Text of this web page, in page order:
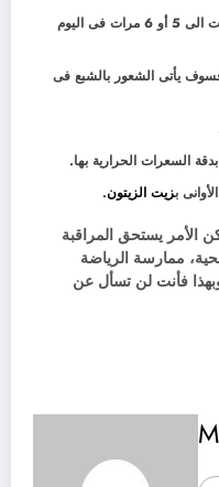
تناول وجباتك بكميات قليلة حتى لو وصلت الى 5 أو 6 مرات فى اليوم
يأتى الشعور بالشبع فى
السعرات الحرارية بها.
بزيت الزيتون.
الأمر يستحق المراقبة
ممارسة الرياضة
فأنت لن تسأل عن